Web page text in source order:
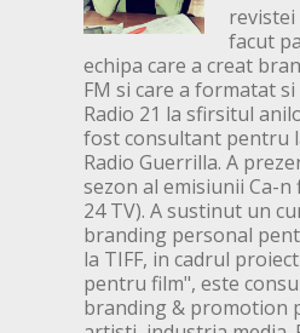
revistei
facut
echipa care a creat
FM si care a formatat
Radio 21 la sfirsitul
fost consultant pentru
Radio Guerrilla. A
sezon al emisiunii Ca-n
24 TV). A sustinut un
branding personal
la TIFF, in cadrul
pentru film", este
branding & promotion